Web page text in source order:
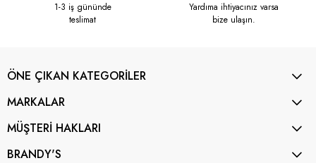
1-3 iş gününde
teslimat
Yardıma ihtiyacınız varsa
bize ulaşın.
ÖNE ÇIKAN KATEGORİLER
MARKALAR
MÜŞTERİ HAKLARI
BRANDY'S